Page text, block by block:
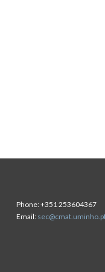
Phone:+351 253604367
Email: